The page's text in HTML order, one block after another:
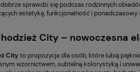
sprawdzi się podczas rodzinnych
estetykę, funkcjonalność i
City – nowoczesna
Cityto propozycja dla osób, które lubią
wzornictwem, subtelną kolorystyką i